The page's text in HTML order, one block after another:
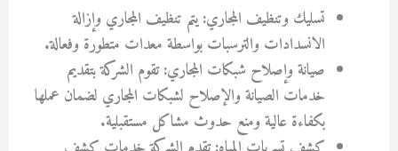
تسليك وتنظيف المجاري: يتم تنظيف المجاري وإزالة
الانسدادات والترسبات بواسطة معدات متطورة وفعالة.
صيانة وإصلاح شبكات المجاري: تقوم الشركة بتقديم
خدمات الصيانة والإصلاح لشبكات المجاري لضمان عملها
بكفاءة عالية ومنع حدوث مشاكل مستقبلية.